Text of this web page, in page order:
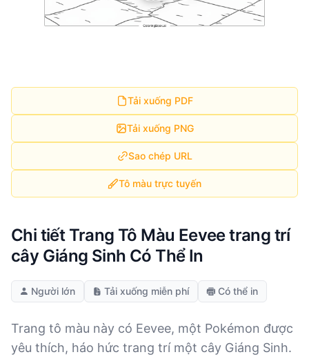
Tải xuống PDF
Tải xuống PNG
Sao chép URL
Tô màu trực tuyến
Chi tiết Trang Tô Màu Eevee trang trí
cây Giáng Sinh Có Thể In
Người lớn Tải xuống miễn phí Có thể in
Trang tô màu này có Eevee, một Pokémon được
yêu thích, háo hức trang trí một cây Giáng Sinh.